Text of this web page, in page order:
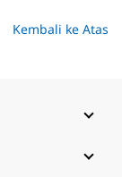
Kembali ke Atas